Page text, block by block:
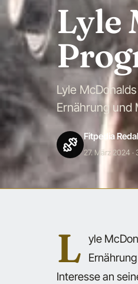
Lyle
Lyle
Ernährung und
Fitpedia
27. März 2024 ·
L yle
Interesse an